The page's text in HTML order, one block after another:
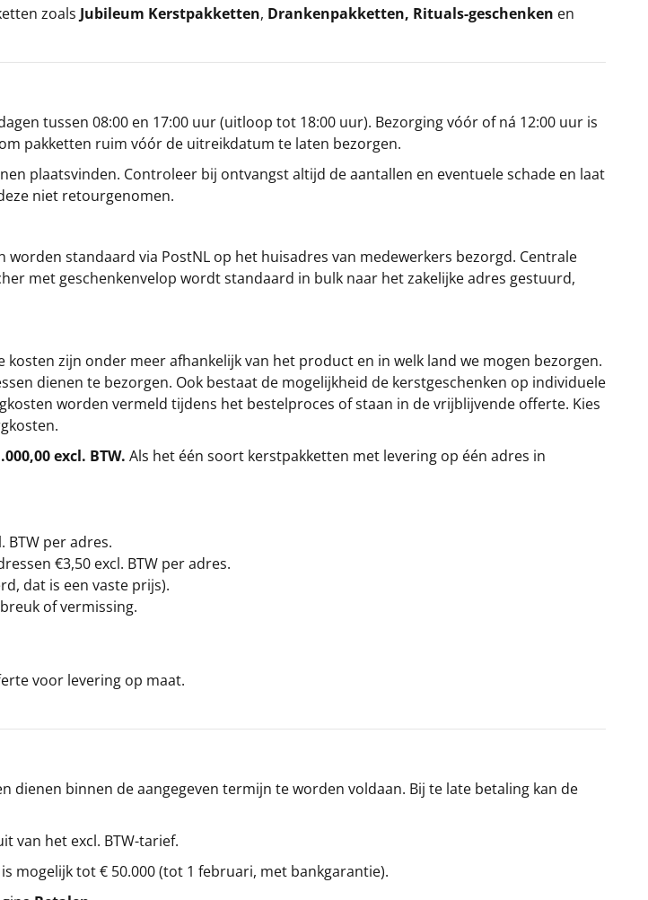
zoals Jubileum Kerstpakketten, Drankenpakketten, Rituals-geschenken en
tussen 08:00 en 17:00 uur (uitloop tot 18:00 uur). Bezorging vóór of ná 12:00 uur is
pakketten ruim vóór de uitreikdatum te laten bezorgen.
plaatsvinden. Controleer bij ontvangst altijd de aantallen en eventuele schade en laat
niet retourgenomen.
worden standaard via PostNL op het huisadres van medewerkers bezorgd. Centrale
met geschenkenvelop wordt standaard in bulk naar het zakelijke adres gestuurd,
zijn onder meer afhankelijk van het product en in welk land we mogen bezorgen.
dienen te bezorgen. Ook bestaat de mogelijkheid de kerstgeschenken op individuele
worden vermeld tijdens het bestelproces of staan in de vrijblijvende offerte. Kies
excl. BTW. Als het één soort kerstpakketten met levering op één adres in
BTW per adres.
€3,50 excl. BTW per adres.
dat is een vaste prijs).
of vermissing.
voor levering op maat.
binnen de aangegeven termijn te worden voldaan. Bij te late betaling kan de
van het excl. BTW-tarief.
mogelijk tot € 50.000 (tot 1 februari, met bankgarantie).